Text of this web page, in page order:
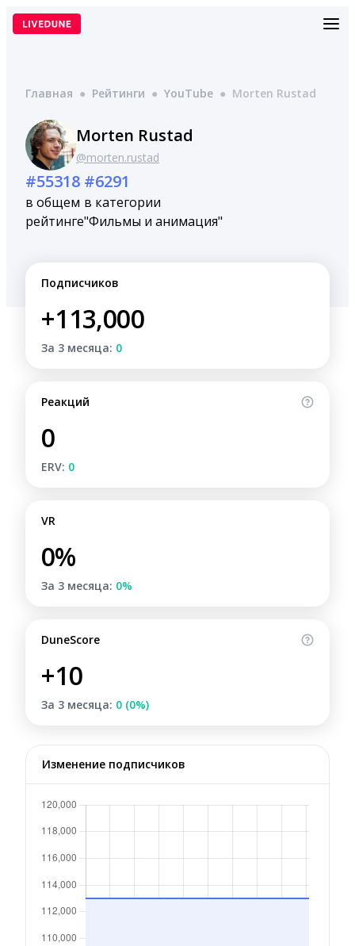
Перейти
Главная ● Рейтинги ● YouTube ● Morten Rustad
Morten Rustad
@morten.rustad
#55318
в общем
рейтинге
#6291
в категории
"Фильмы и анимация"
Подписчиков
+113,000
За 3 месяца: 0
Реакций
0
ERV: 0
VR
0%
За 3 месяца: 0%
DuneScore
+10
За 3 месяца: 0 (0%)
Изменение подписчиков